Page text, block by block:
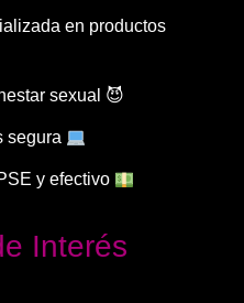
en productos
sexual 😈
segura
y efectivo
Interés